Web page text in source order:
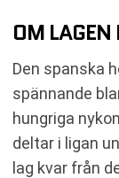
OM
Den spanska
spännande
hungriga
deltar i ligan
lag kvar från